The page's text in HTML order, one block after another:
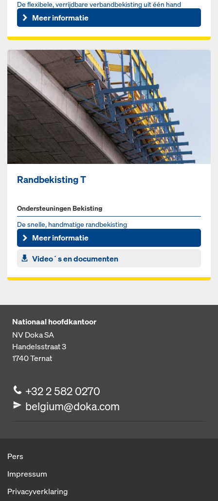
De flexibele, verrijdbare verbandbekisting uit één hand
Meer informatie
Randbekisting T
Ondersteuningen Bekisting
De snelle, handmatige randbekisting
Meer informatie
Video´s en documenten
Nationaal hoofdkantoor
NV Doka SA
Handelsstraat 3
1740Ternat
+32 2 582 0270
belgium@doka.com
Pers
Impressum
Privacyverklaring